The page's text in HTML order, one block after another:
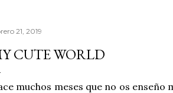
21, 2019
CUTE WORLD
muchos meses que no os